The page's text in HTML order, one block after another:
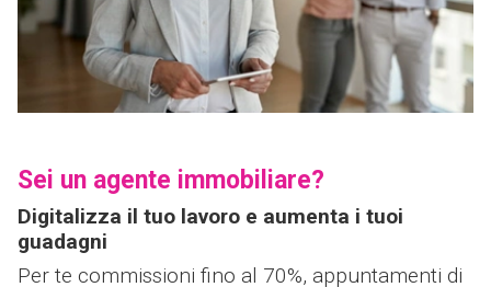
Sei un agente immobiliare?
Digitalizza il tuo lavoro e aumenta i tuoi
guadagni
Per te commissioni fino al 70%, appuntamenti di